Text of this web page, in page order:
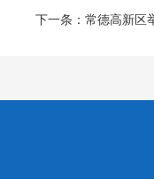
下一条： 常德高新区